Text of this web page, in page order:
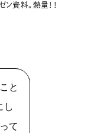
資料。熱量！！
と
し
て